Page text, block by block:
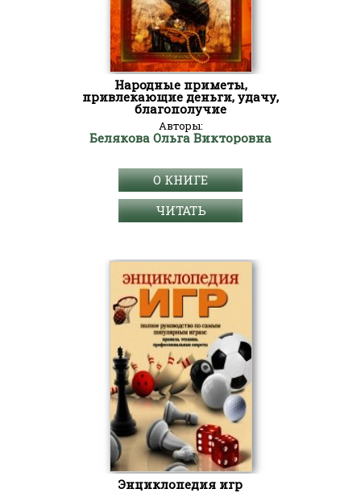
Народные приметы,
привлекающие деньги, удачу,
благополучие
Авторы:
Белякова Ольга Викторовна
О КНИГЕ
ЧИТАТЬ
Энциклопедия игр